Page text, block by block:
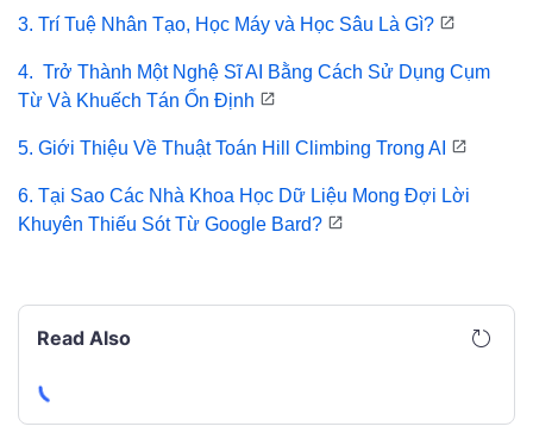
3. Trí Tuệ Nhân Tạo, Học Máy và Học Sâu Là Gì?
4. Trở Thành Một Nghệ Sĩ AI Bằng Cách Sử Dụng Cụm
Từ Và Khuếch Tán Ổn Định
5. Giới Thiệu Về Thuật Toán Hill Climbing Trong AI
6. Tại Sao Các Nhà Khoa Học Dữ Liệu Mong Đợi Lời
Khuyên Thiếu Sót Từ Google Bard?
Read Also